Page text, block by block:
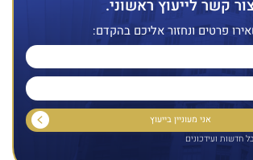
קשר לייעוץ ראשוני.
פרטים ונחזור אליכם בהקדם:
חדשות ועידכונים